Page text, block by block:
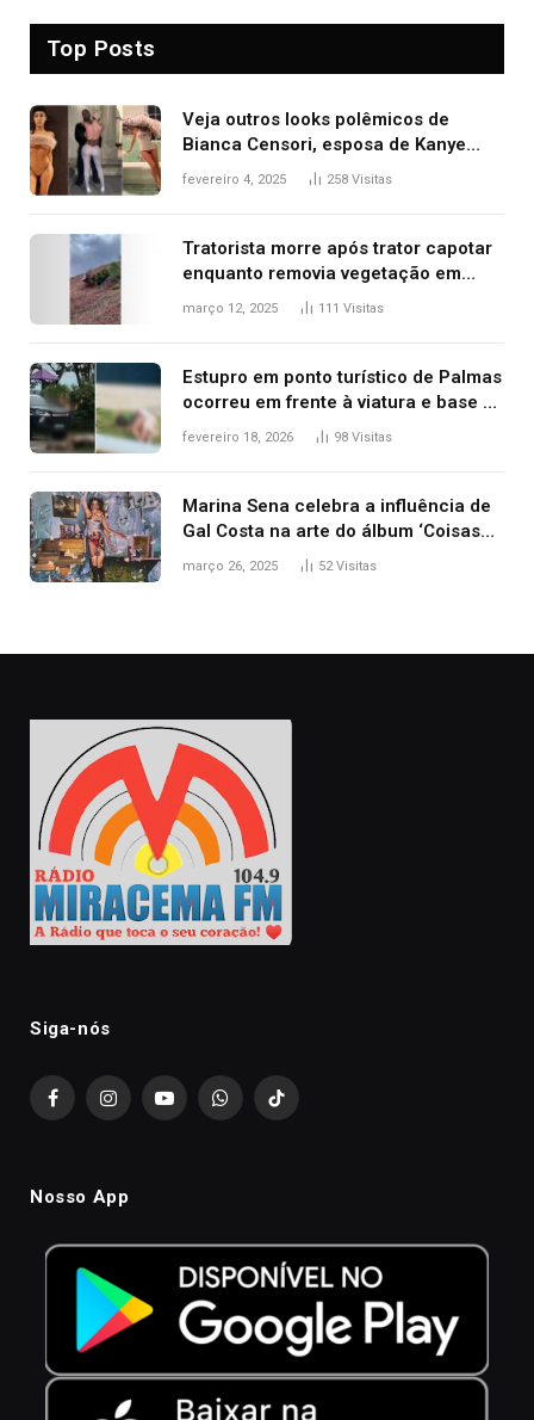
Top Posts
Veja outros looks polêmicos de
Bianca Censori, esposa de Kanye
West que apareceu nua no Grammy
fevereiro 4, 2025 258 Visitas
Tratorista morre após trator capotar
enquanto removia vegetação em
ribanceira de rodovia
março 12, 2025 111 Visitas
Estupro em ponto turístico de Palmas
ocorreu em frente à viatura e base de
segurança; polícia investiga
fevereiro 18, 2026 98 Visitas
Marina Sena celebra a influência de
Gal Costa na arte do álbum ‘Coisas
naturais’
março 26, 2025 52Visitas
Siga-nós
FacebookInstagramYouTubeWhatsAppTikTok
Nosso App